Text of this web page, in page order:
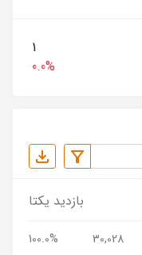
1
0.0%
بازدید یکتا
30,028
100.0%